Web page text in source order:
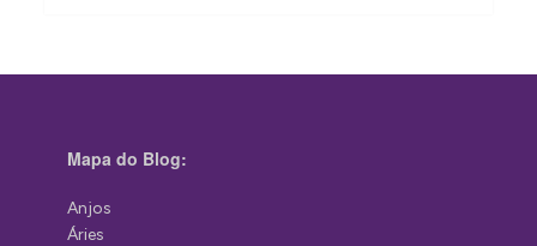
Mapa do Blog:
Anjos
Áries